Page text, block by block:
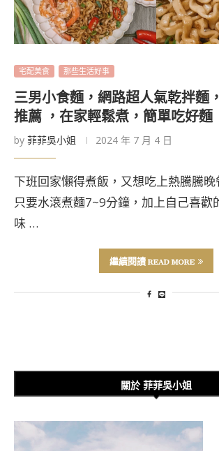
宅配美食 那些生活好事
三男小食麵，網路超人氣乾拌麵
推薦 ，在家輕鬆煮，簡單吃好麵
by 菲菲吳小姐 2024 年 7 月 4 日
下班回家懶得煮飯，又想吃上熱騰騰
只要水滾煮麵7~9分鐘，加上自己喜歡
味 …
繼續閱讀 READ MORE
關於 菲菲吳小姐